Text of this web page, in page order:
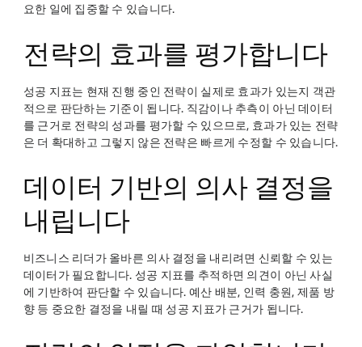
요한 일에 집중할 수 있습니다.
전략의 효과를 평가합니다
성공 지표는 현재 진행 중인 전략이 실제로 효과가 있는지 객관
적으로 판단하는 기준이 됩니다. 직감이나 추측이 아닌 데이터
를 근거로 전략의 성과를 평가할 수 있으므로, 효과가 있는 전략
은 더 확대하고 그렇지 않은 전략은 빠르게 수정할 수 있습니다.
데이터 기반의 의사 결정을
내립니다
비즈니스 리더가 올바른 의사 결정을 내리려면 신뢰할 수 있는
데이터가 필요합니다. 성공 지표를 추적하면 의견이 아닌 사실
에 기반하여 판단할 수 있습니다. 예산 배분, 인력 충원, 제품 방
향 등 중요한 결정을 내릴 때 성공 지표가 근거가 됩니다.